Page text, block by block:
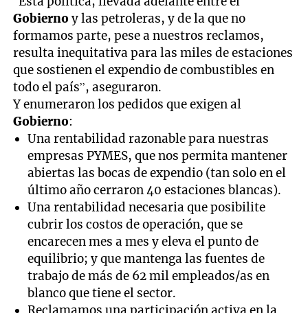
Gobiernoy las petroleras, y de la que no
formamos parte, pese a nuestros reclamos,
resulta inequitativa para las miles de estaciones
que sostienen el expendio de combustibles en
todo el país”, aseguraron.
Y enumeraron los pedidos que exigen al
Gobierno:
Una rentabilidad razonable para nuestras
empresas PYMES, que nos permita mantener
abiertas las bocas de expendio (tan solo en el
último año cerraron 40 estaciones blancas).
Una rentabilidad necesaria que posibilite
cubrir los costos de operación, que se
encarecen mes a mes y eleva el punto de
equilibrio; y que mantenga las fuentes de
trabajo de más de 62 mil empleados/as en
blanco que tiene el sector.